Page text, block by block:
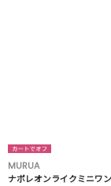
MURUA
ナポレオンライクミニワ